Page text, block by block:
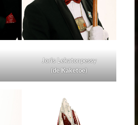
Joris Lekatonpessy
(de Kaketoe)